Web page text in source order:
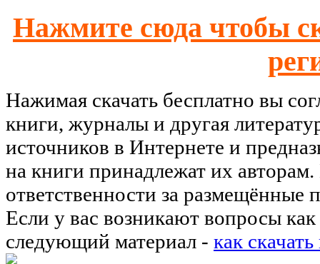
Нажмите сюда чтобы
Нажимая скачать бесплатно вы
книги, журналы и другая
источников в Интернете и
на книги принадлежат их
ответственности за размещённые
Если у вас возникают вопросы как
следующий материал - как